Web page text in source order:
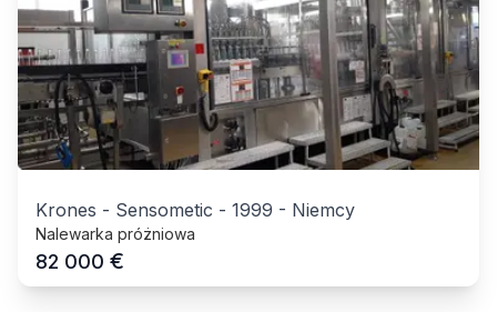
Krones - Sensometic - 1999 - Niemcy
Nalewarka próżniowa
82 000 €